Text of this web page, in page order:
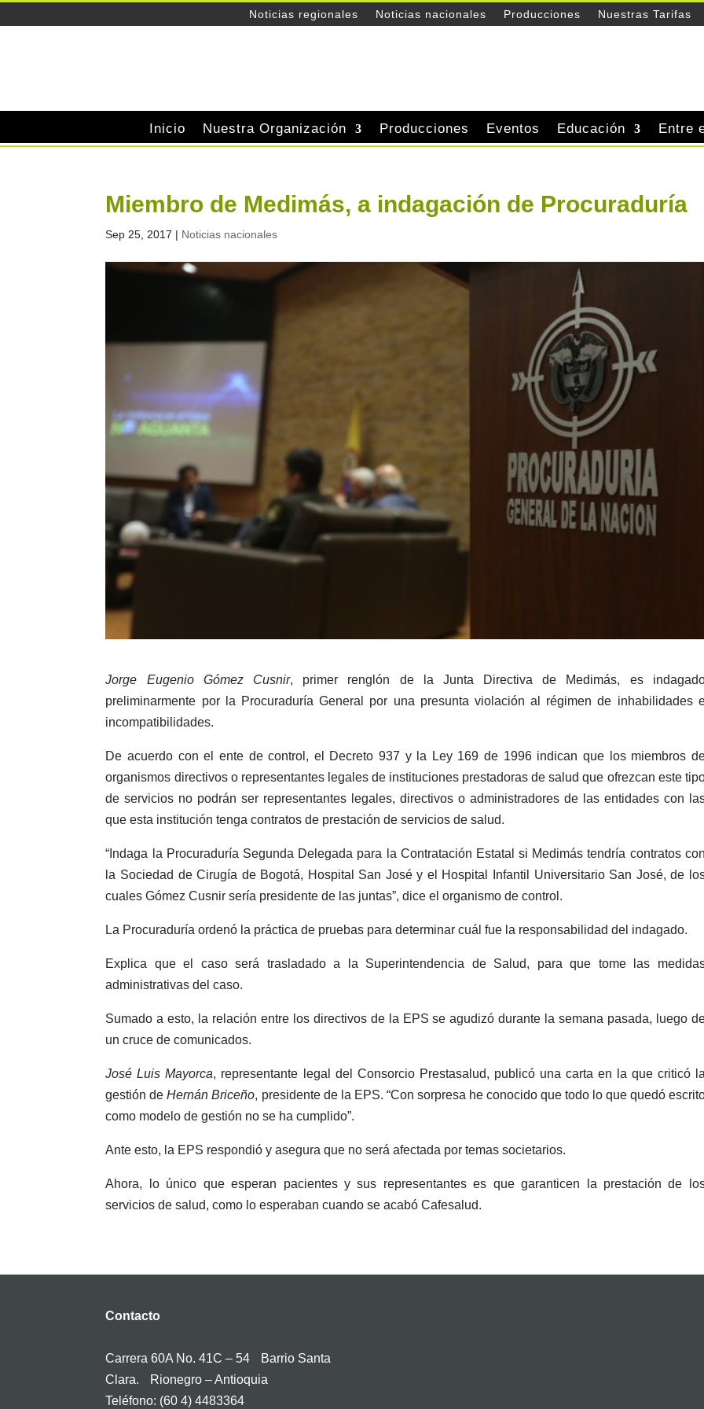
Noticias regionales Noticias nacionales Producciones Nuestras Tarifas
Inicio Nuestra Organización Producciones Eventos Educación Entre
Miembro de Medimás, a indagación de Procuraduría
Sep 25, 2017 | Noticias nacionales
Jorge Eugenio Gómez Cusnir, primer renglón de la Junta Directiva de Medimás, es
preliminarmente por la Procuraduría General por una presunta violación al régimen de inhabilidades
incompatibilidades.
De acuerdo con el ente de control, el Decreto 937 y la Ley 169 de 1996 indican que los miembros
organismos directivos o representantes legales de instituciones prestadoras de salud que ofrezcan este
de servicios no podrán ser representantes legales, directivos o administradores de las entidades con
que esta institución tenga contratos de prestación de servicios de salud.
“Indaga la Procuraduría Segunda Delegada para la Contratación Estatal si Medimás tendría contratos
la Sociedad de Cirugía de Bogotá, Hospital San José y el Hospital Infantil Universitario San José, de
cuales Gómez Cusnir sería presidente de las juntas”, dice el organismo de control.
La Procuraduría ordenó la práctica de pruebas para determinar cuál fue la responsabilidad del indagado.
Explica que el caso será trasladado a la Superintendencia de Salud, para que tome las
administrativas del caso.
Sumado a esto, la relación entre los directivos de la EPS se agudizó durante la semana pasada, luego
un cruce de comunicados.
José Luis Mayorca, representante legal del Consorcio Prestasalud, publicó una carta en la que criticó
gestión deHernán Briceño, presidente de la EPS. “Con sorpresa he conocido que todo lo que quedó
como modelo de gestión no se ha cumplido”.
Ante esto, la EPS respondió y asegura que no será afectada por temas societarios.
Ahora, lo único que esperan pacientes y sus representantes es que garanticen la prestación de
servicios de salud, como lo esperaban cuando se acabó Cafesalud.
Contacto
Carrera 60A No. 41C – 54 Barrio Santa
Clara. Rionegro – Antioquia
Teléfono: (60 4) 4483364